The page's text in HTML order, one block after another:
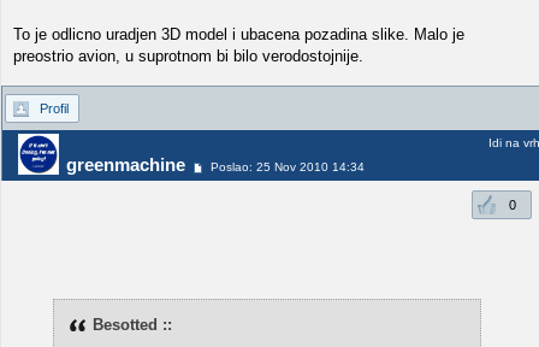
To je odlicno uradjen 3D model i ubacena pozadina slike. Malo je
preostrio avion, u suprotnom bi bilo verodostojnije.
Profil
greenmachine Poslao: 25 Nov 2010 14:34
Idi na vrh
0
Besotted ::